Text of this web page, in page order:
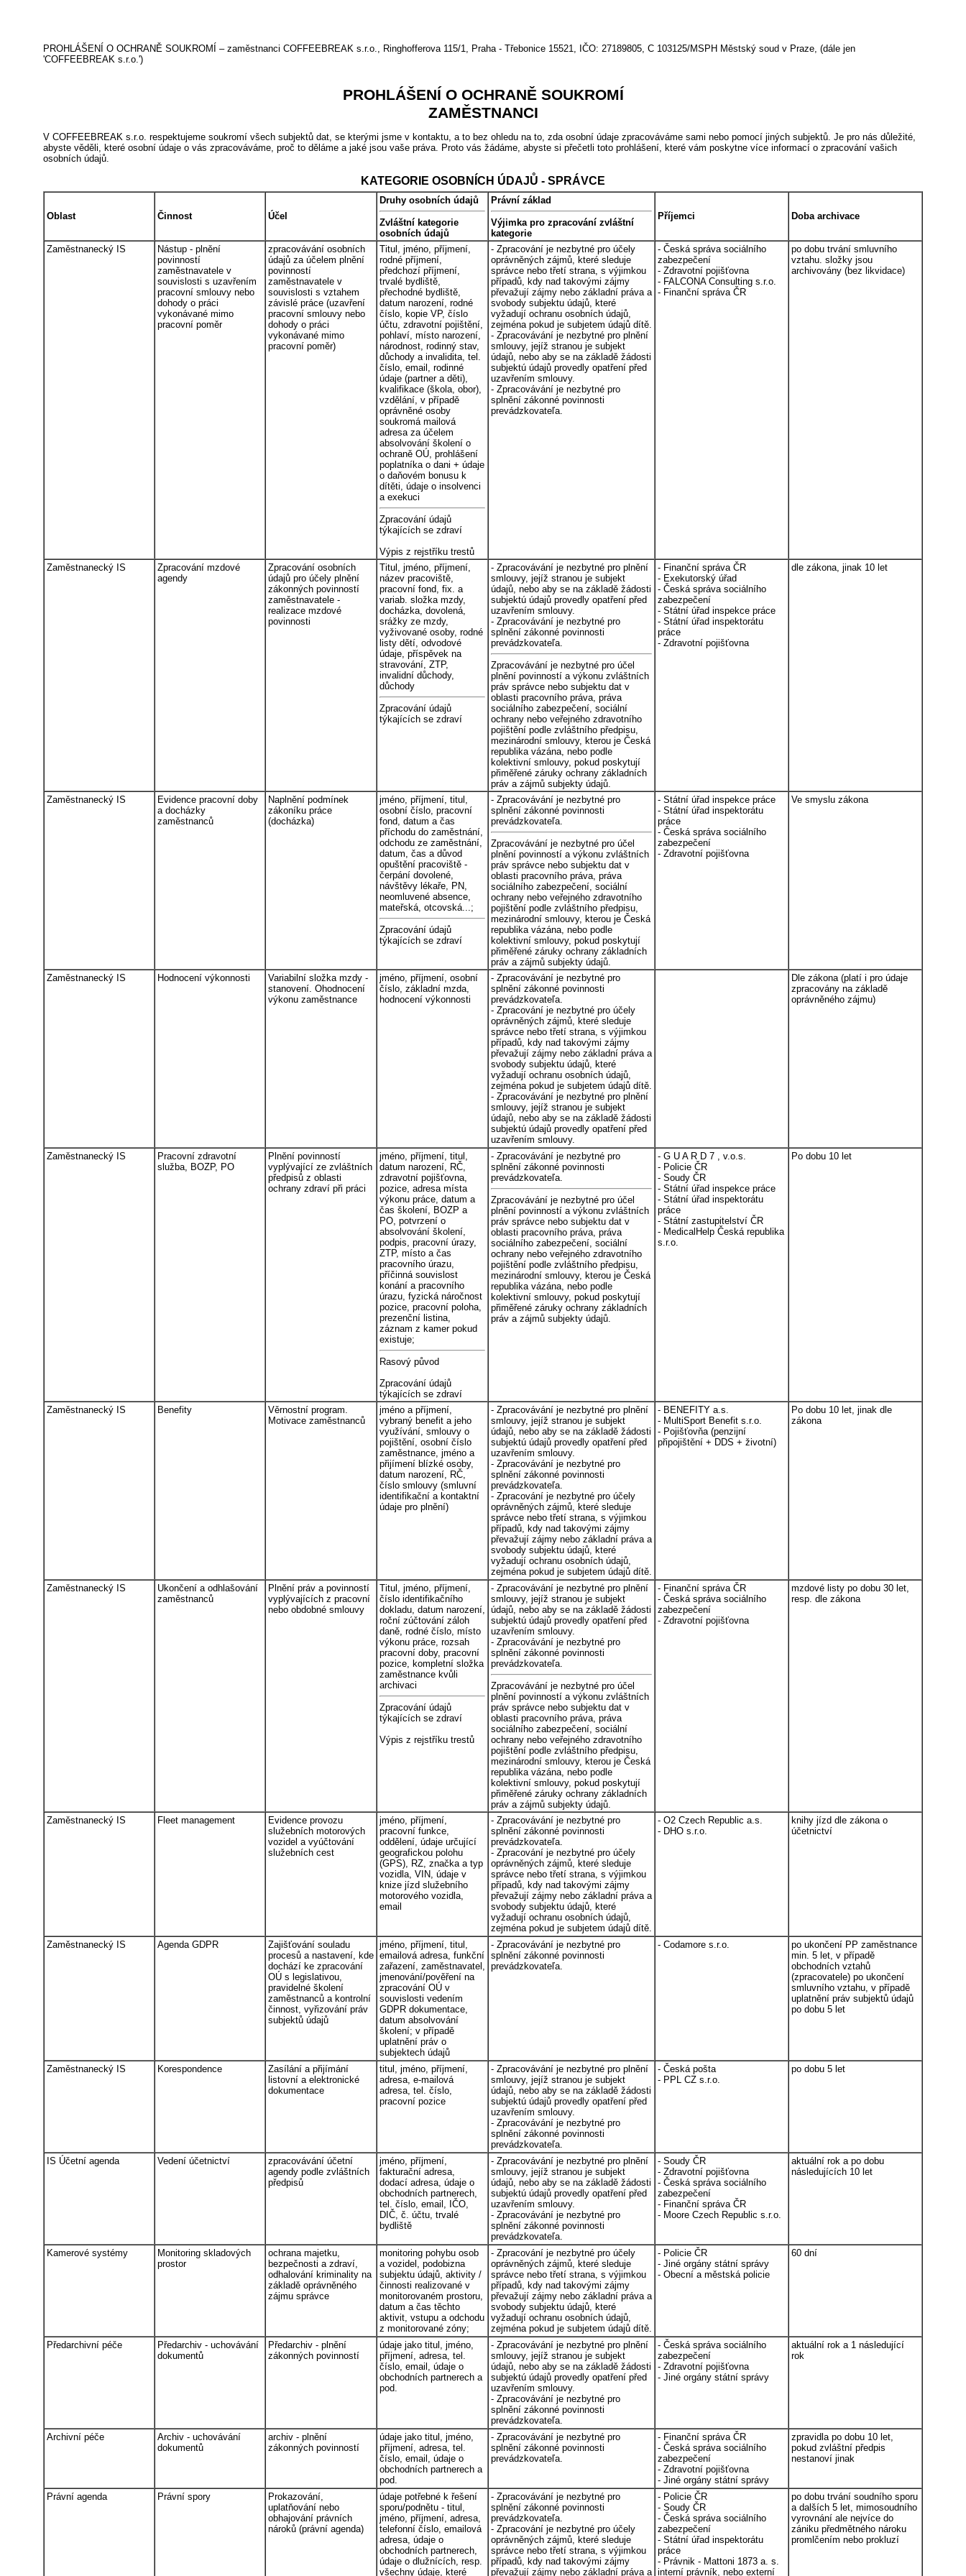
PROHLÁŠENÍ O OCHRANĚ SOUKROMÍ – zaměstnanci COFFEEBREAK s.r.o., Ringhofferova 115/1, Praha - Třebonice 15521, IČO: 27189805, C 103125/MSPH Městský soud v Praze, (dále jen
'COFFEEBREAK s.r.o.')
PROHLÁŠENÍ O OCHRANĚ SOUKROMÍ
ZAMĚSTNANCI
V COFFEEBREAK s.r.o. respektujeme soukromí všech subjektů dat, se kterými jsme v kontaktu, a to bez ohledu na to, zda osobní údaje zpracováváme sami nebo pomocí jiných subjektů. Je pro nás důležité,
abyste věděli, které osobní údaje o vás zpracováváme, proč to děláme a jaké jsou vaše práva. Proto vás žádáme, abyste si přečetli toto prohlášení, které vám poskytne více informací o zpracování vašich
osobních údajů.
KATEGORIE OSOBNÍCH ÚDAJŮ - SPRÁVCE
Oblast Činnost Účel
Druhy osobních údajů
Zvláštní kategorie
osobních údajů
Právní základ
Výjimka pro zpracování zvláštní
kategorie
Příjemci Doba archivace
Zaměstnanecký IS
Nástup - plnění
povinností
zaměstnavatele v
souvislosti s uzavřením
pracovní smlouvy nebo
dohody o práci
vykonávané mimo
pracovní poměr
zpracovávání osobních
údajů za účelem plnění
povinností
zaměstnavatele v
souvislosti s vztahem
závislé práce (uzavření
pracovní smlouvy nebo
dohody o práci
vykonávané mimo
pracovní poměr)
Titul, jméno, příjmení,
rodné příjmení,
předchozí příjmení,
trvalé bydliště,
přechodné bydliště,
datum narození, rodné
číslo, kopie VP, číslo
účtu, zdravotní pojištění,
pohlaví, místo narození,
národnost, rodinný stav,
důchody a invalidita, tel.
číslo, email, rodinné
údaje (partner a děti),
kvalifikace (škola, obor),
vzdělání, v případě
oprávněné osoby
soukromá mailová
adresa za účelem
absolvování školení o
ochraně OÚ, prohlášení
poplatníka o dani + údaje
o daňovém bonusu k
dítěti, údaje o insolvenci
a exekuci
Zpracování údajů
týkajících se zdraví
Výpis z rejstříku trestů
- Zpracování je nezbytné pro účely
oprávněných zájmů, které sleduje
správce nebo třetí strana, s výjimkou
případů, kdy nad takovými zájmy
převažují zájmy nebo základní práva a
svobody subjektu údajů, které
vyžadují ochranu osobních údajů,
zejména pokud je subjetem údajů dítě.
- Zpracovávání je nezbytné pro plnění
smlouvy, jejíž stranou je subjekt
údajů, nebo aby se na základě žádosti
subjektú údajů provedly opatření před
uzavřením smlouvy.
- Zpracovávání je nezbytné pro
splnění zákonné povinnosti
prevádzkovateľa.
- Česká správa sociálního
zabezpečení
- Zdravotní pojišťovna
- FALCONA Consulting s.r.o.
- Finanční správa ČR
po dobu trvání smluvního
vztahu. složky jsou
archivovány (bez likvidace)
Zaměstnanecký IS
Zpracování mzdové
agendy
Zpracování osobních
údajů pro účely plnění
zákonných povinností
zaměstnavatele -
realizace mzdové
povinnosti
Titul, jméno, příjmení,
název pracoviště,
pracovní fond, fix. a
variab. složka mzdy,
docházka, dovolená,
srážky ze mzdy,
vyživované osoby, rodné
listy dětí, odvodové
údaje, příspěvek na
stravování, ZTP,
invalidní důchody,
důchody
Zpracování údajů
týkajících se zdraví
- Zpracovávání je nezbytné pro plnění
smlouvy, jejíž stranou je subjekt
údajů, nebo aby se na základě žádosti
subjektú údajů provedly opatření před
uzavřením smlouvy.
- Zpracovávání je nezbytné pro
splnění zákonné povinnosti
prevádzkovateľa.
Zpracovávání je nezbytné pro účel
plnění povinností a výkonu zvláštních
práv správce nebo subjektu dat v
oblasti pracovního práva, práva
sociálního zabezpečení, sociální
ochrany nebo veřejného zdravotního
pojištění podle zvláštního předpisu,
mezinárodní smlouvy, kterou je Česká
republika vázána, nebo podle
kolektivní smlouvy, pokud poskytují
přiměřené záruky ochrany základních
práv a zájmů subjekty údajů.
- Finanční správa ČR
- Exekutorský úřad
- Česká správa sociálního
zabezpečení
- Státní úřad inspekce práce
- Státní úřad inspektorátu
práce
- Zdravotní pojišťovna
dle zákona, jinak 10 let
Zaměstnanecký IS
Evidence pracovní doby
a docházky
zaměstnanců
Naplnění podmínek
zákoníku práce
(docházka)
jméno, příjmení, titul,
osobní číslo, pracovní
fond, datum a čas
příchodu do zaměstnání,
odchodu ze zaměstnání,
datum, čas a důvod
opuštění pracoviště -
čerpání dovolené,
návštěvy lékaře, PN,
neomluvené absence,
mateřská, otcovská...;
Zpracování údajů
týkajících se zdraví
- Zpracovávání je nezbytné pro
splnění zákonné povinnosti
prevádzkovateľa.
Zpracovávání je nezbytné pro účel
plnění povinností a výkonu zvláštních
práv správce nebo subjektu dat v
oblasti pracovního práva, práva
sociálního zabezpečení, sociální
ochrany nebo veřejného zdravotního
pojištění podle zvláštního předpisu,
mezinárodní smlouvy, kterou je Česká
republika vázána, nebo podle
kolektivní smlouvy, pokud poskytují
přiměřené záruky ochrany základních
práv a zájmů subjekty údajů.
- Státní úřad inspekce práce
- Státní úřad inspektorátu
práce
- Česká správa sociálního
zabezpečení
- Zdravotní pojišťovna
Ve smyslu zákona
Zaměstnanecký IS Hodnocení výkonnosti
Variabilní složka mzdy -
stanovení. Ohodnocení
výkonu zaměstnance
jméno, příjmení, osobní
číslo, základní mzda,
hodnocení výkonnosti
- Zpracovávání je nezbytné pro
splnění zákonné povinnosti
prevádzkovateľa.
- Zpracování je nezbytné pro účely
oprávněných zájmů, které sleduje
správce nebo třetí strana, s výjimkou
případů, kdy nad takovými zájmy
převažují zájmy nebo základní práva a
svobody subjektu údajů, které
vyžadují ochranu osobních údajů,
zejména pokud je subjetem údajů dítě.
- Zpracovávání je nezbytné pro plnění
smlouvy, jejíž stranou je subjekt
údajů, nebo aby se na základě žádosti
subjektú údajů provedly opatření před
uzavřením smlouvy.
Dle zákona (platí i pro údaje
zpracovány na základě
oprávněného zájmu)
Zaměstnanecký IS
Pracovní zdravotní
služba, BOZP, PO
Plnění povinností
vyplývající ze zvláštních
předpisů z oblasti
ochrany zdraví při práci
jméno, příjmení, titul,
datum narození, RČ,
zdravotní pojišťovna,
pozice, adresa místa
výkonu práce, datum a
čas školení, BOZP a
PO, potvrzení o
absolvování školení,
podpis, pracovní úrazy,
ZTP, místo a čas
pracovního úrazu,
příčinná souvislost
konání a pracovního
úrazu, fyzická náročnost
pozice, pracovní poloha,
prezenční listina,
záznam z kamer pokud
existuje;
Rasový původ
Zpracování údajů
týkajících se zdraví
- Zpracovávání je nezbytné pro
splnění zákonné povinnosti
prevádzkovateľa.
Zpracovávání je nezbytné pro účel
plnění povinností a výkonu zvláštních
práv správce nebo subjektu dat v
oblasti pracovního práva, práva
sociálního zabezpečení, sociální
ochrany nebo veřejného zdravotního
pojištění podle zvláštního předpisu,
mezinárodní smlouvy, kterou je Česká
republika vázána, nebo podle
kolektivní smlouvy, pokud poskytují
přiměřené záruky ochrany základních
práv a zájmů subjekty údajů.
- G U A R D 7 , v.o.s.
- Policie ČR
- Soudy ČR
- Státní úřad inspekce práce
- Státní úřad inspektorátu
práce
- Státní zastupitelství ČR
- MedicalHelp Česká republika
s.r.o.
Po dobu 10 let
Zaměstnanecký IS Benefity
Věrnostní program.
Motivace zaměstnanců
jméno a příjmení,
vybraný benefit a jeho
využívání, smlouvy o
pojištění, osobní číslo
zaměstnance, jméno a
přijímení blízké osoby,
datum narození, RČ,
číslo smlouvy (smluvní
identifikační a kontaktní
údaje pro plnění)
- Zpracovávání je nezbytné pro plnění
smlouvy, jejíž stranou je subjekt
údajů, nebo aby se na základě žádosti
subjektú údajů provedly opatření před
uzavřením smlouvy.
- Zpracovávání je nezbytné pro
splnění zákonné povinnosti
prevádzkovateľa.
- Zpracování je nezbytné pro účely
oprávněných zájmů, které sleduje
správce nebo třetí strana, s výjimkou
případů, kdy nad takovými zájmy
převažují zájmy nebo základní práva a
svobody subjektu údajů, které
vyžadují ochranu osobních údajů,
zejména pokud je subjetem údajů dítě.
- BENEFITY a.s.
- MultiSport Benefit s.r.o.
- Pojišťovňa (penzijní
připojištění + DDS + životní)
Po dobu 10 let, jinak dle
zákona
Zaměstnanecký IS
Ukončení a odhlašování
zaměstnanců
Plnění práv a povinností
vyplývajících z pracovní
nebo obdobné smlouvy
Titul, jméno, příjmení,
číslo identifikačního
dokladu, datum narození,
roční zúčtování záloh
daně, rodné číslo, místo
výkonu práce, rozsah
pracovní doby, pracovní
pozice, kompletní složka
zaměstnance kvůli
archivaci
Zpracování údajů
týkajících se zdraví
Výpis z rejstříku trestů
- Zpracovávání je nezbytné pro plnění
smlouvy, jejíž stranou je subjekt
údajů, nebo aby se na základě žádosti
subjektú údajů provedly opatření před
uzavřením smlouvy.
- Zpracovávání je nezbytné pro
splnění zákonné povinnosti
prevádzkovateľa.
Zpracovávání je nezbytné pro účel
plnění povinností a výkonu zvláštních
práv správce nebo subjektu dat v
oblasti pracovního práva, práva
sociálního zabezpečení, sociální
ochrany nebo veřejného zdravotního
pojištění podle zvláštního předpisu,
mezinárodní smlouvy, kterou je Česká
republika vázána, nebo podle
kolektivní smlouvy, pokud poskytují
přiměřené záruky ochrany základních
práv a zájmů subjekty údajů.
- Finanční správa ČR
- Česká správa sociálního
zabezpečení
- Zdravotní pojišťovna
mzdové listy po dobu 30 let,
resp. dle zákona
Zaměstnanecký IS Fleet management
Evidence provozu
služebních motorových
vozidel a vyúčtování
služebních cest
jméno, příjmení,
pracovní funkce,
oddělení, údaje určující
geografickou polohu
(GPS), RZ, značka a typ
vozidla, VIN, údaje v
knize jízd služebního
motorového vozidla,
email
- Zpracovávání je nezbytné pro
splnění zákonné povinnosti
prevádzkovateľa.
- Zpracování je nezbytné pro účely
oprávněných zájmů, které sleduje
správce nebo třetí strana, s výjimkou
případů, kdy nad takovými zájmy
převažují zájmy nebo základní práva a
svobody subjektu údajů, které
vyžadují ochranu osobních údajů,
zejména pokud je subjetem údajů dítě.
- O2 Czech Republic a.s.
- DHO s.r.o.
knihy jízd dle zákona o
účetnictví
Zaměstnanecký IS Agenda GDPR
Zajišťování souladu
procesů a nastavení, kde
dochází ke zpracování
OÚ s legislativou,
pravidelné školení
zaměstnanců a kontrolní
činnost, vyřizování práv
subjektů údajů
jméno, příjmení, titul,
emailová adresa, funkční
zařazení, zaměstnavatel,
jmenování/pověření na
zpracování OÚ v
souvislosti vedením
GDPR dokumentace,
datum absolvování
školení; v případě
uplatnění práv o
subjektech údajů
- Zpracovávání je nezbytné pro
splnění zákonné povinnosti
prevádzkovateľa.
- Codamore s.r.o.
po ukončení PP zaměstnance
min. 5 let, v případě
obchodních vztahů
(zpracovatele) po ukončení
smluvního vztahu, v případě
uplatnění práv subjektů údajů
po dobu 5 let
Zaměstnanecký IS Korespondence
Zasílání a přijímání
listovní a elektronické
dokumentace
titul, jméno, příjmení,
adresa, e-mailová
adresa, tel. číslo,
pracovní pozice
- Zpracovávání je nezbytné pro plnění
smlouvy, jejíž stranou je subjekt
údajů, nebo aby se na základě žádosti
subjektú údajů provedly opatření před
uzavřením smlouvy.
- Zpracovávání je nezbytné pro
splnění zákonné povinnosti
prevádzkovateľa.
- Česká pošta
- PPL CZ s.r.o.
po dobu 5 let
IS Účetní agenda Vedení účetnictví
zpracovávání účetní
agendy podle zvláštních
předpisů
jméno, příjmení,
fakturační adresa,
dodací adresa, údaje o
obchodních partnerech,
tel. číslo, email, IČO,
DIČ, č. účtu, trvalé
bydliště
- Zpracovávání je nezbytné pro plnění
smlouvy, jejíž stranou je subjekt
údajů, nebo aby se na základě žádosti
subjektú údajů provedly opatření před
uzavřením smlouvy.
- Zpracovávání je nezbytné pro
splnění zákonné povinnosti
prevádzkovateľa.
- Soudy ČR
- Zdravotní pojišťovna
- Česká správa sociálního
zabezpečení
- Finanční správa ČR
- Moore Czech Republic s.r.o.
aktuální rok a po dobu
následujících 10 let
Kamerové systémy
Monitoring skladových
prostor
ochrana majetku,
bezpečnosti a zdraví,
odhalování kriminality na
základě oprávněného
zájmu správce
monitoring pohybu osob
a vozidel, podobizna
subjektu údajů, aktivity /
činnosti realizované v
monitorovaném prostoru,
datum a čas těchto
aktivit, vstupu a odchodu
z monitorované zóny;
- Zpracování je nezbytné pro účely
oprávněných zájmů, které sleduje
správce nebo třetí strana, s výjimkou
případů, kdy nad takovými zájmy
převažují zájmy nebo základní práva a
svobody subjektu údajů, které
vyžadují ochranu osobních údajů,
zejména pokud je subjetem údajů dítě.
- Policie ČR
- Jiné orgány státní správy
- Obecní a městská policie
60 dní
Předarchivní péče
Předarchiv - uchovávání
dokumentů
Předarchiv - plnění
zákonných povinností
údaje jako titul, jméno,
příjmení, adresa, tel.
číslo, email, údaje o
obchodních partnerech a
pod.
- Zpracovávání je nezbytné pro plnění
smlouvy, jejíž stranou je subjekt
údajů, nebo aby se na základě žádosti
subjektú údajů provedly opatření před
uzavřením smlouvy.
- Zpracovávání je nezbytné pro
splnění zákonné povinnosti
prevádzkovateľa.
- Česká správa sociálního
zabezpečení
- Zdravotní pojišťovna
- Jiné orgány státní správy
aktuální rok a 1 následující
rok
Archivní péče
Archiv - uchovávání
dokumentů
archiv - plnění
zákonných povinností
údaje jako titul, jméno,
příjmení, adresa, tel.
číslo, email, údaje o
obchodních partnerech a
pod.
- Zpracovávání je nezbytné pro
splnění zákonné povinnosti
prevádzkovateľa.
- Finanční správa ČR
- Česká správa sociálního
zabezpečení
- Zdravotní pojišťovna
- Jiné orgány státní správy
zpravidla po dobu 10 let,
pokud zvláštní předpis
nestanoví jinak
Právní agenda Právní spory
Prokazování,
uplatňování nebo
obhajování právních
nároků (právní agenda)
údaje potřebné k řešení
sporu/podnětu - titul,
jméno, příjmení, adresa,
telefonní číslo, emailová
adresa, údaje o
obchodních partnerech,
údaje o dlužnících, resp.
všechny údaje, které
- Zpracovávání je nezbytné pro
splnění zákonné povinnosti
prevádzkovateľa.
- Zpracování je nezbytné pro účely
oprávněných zájmů, které sleduje
správce nebo třetí strana, s výjimkou
případů, kdy nad takovými zájmy
převažují zájmy nebo základní práva a
- Policie ČR
- Soudy ČR
- Česká správa sociálního
zabezpečení
- Státní úřad inspektorátu
práce
- Právnik - Mattoni 1873 a. s.
interní právník, nebo externí
po dobu trvání soudního sporu
a dalších 5 let, mimosoudního
vyrovnání ale nejvíce do
zániku předmětného nároku
promlčením nebo prokluzí